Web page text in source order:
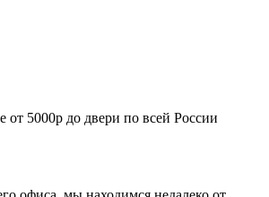
от 5000р до двери по всей России